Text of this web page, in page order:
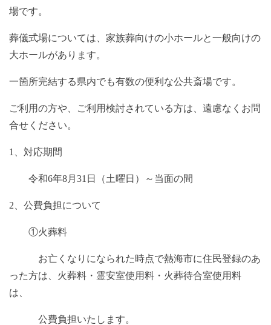
場です。
葬儀式場については、家族葬向けの小ホールと一般向けの
大ホールがあります。
一箇所完結する県内でも有数の便利な公共斎場です。
ご利用の方や、ご利用検討されている方は、遠慮なくお問
合せください。
1、対応期間
令和6年8月31日（土曜日）～当面の間
2、公費負担について
①火葬料
お亡くなりになられた時点で熱海市に住民登録のあ
った方は、火葬料・霊安室使用料・火葬待合室使用料
は、
公費負担いたします。